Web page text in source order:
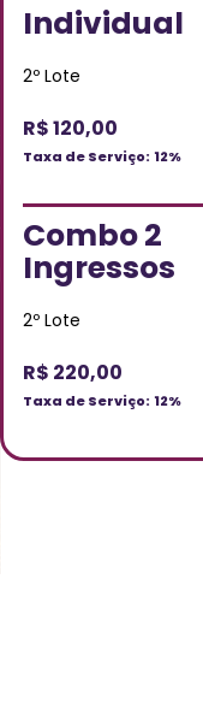
Individual
2º Lote
R$ 120,00
Taxa de Serviço: 12%
Combo 2
Ingressos
2º Lote
R$ 220,00
Taxa de Serviço: 12%